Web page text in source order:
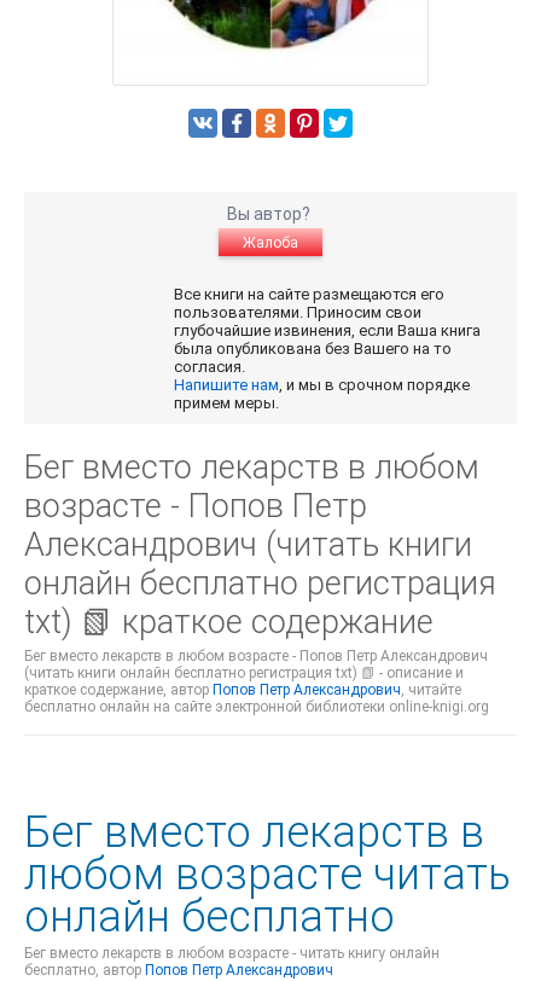
Вы автор?
Жалоба
Все книги на сайте размещаются его
пользователями. Приносим свои
глубочайшие извинения, если Ваша книга
была опубликована без Вашего на то
согласия.
Напишите нам, и мы в срочном порядке
примем меры.
Бег вместо лекарств в любом
возрасте - Попов Петр
Александрович (читать книги
онлайн бесплатно регистрация
txt) 📗 краткое содержание
Бег вместо лекарств в любом возрасте - Попов Петр Александрович
(читать книги онлайн бесплатно регистрация txt) 📗 - описание и
краткое содержание, автор Попов Петр Александрович, читайте
бесплатно онлайн на сайте электронной библиотеки online-knigi.org
Бег вместо лекарств в
любом возрасте читать
онлайн бесплатно
Бег вместо лекарств в любом возрасте - читать книгу онлайн
бесплатно, автор Попов Петр Александрович